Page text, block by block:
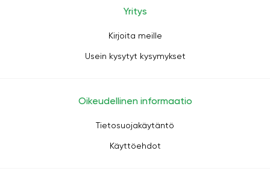
Yritys
Kirjoita meille
Usein kysytyt kysymykset
Oikeudellinen informaatio
Tietosuojakäytäntö
Käyttöehdot